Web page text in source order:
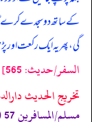
کے ساتھ دو سجدے کرے
گی، پھر یہ ایک رکعت
السفر/حدیث: 565]
تخریج الحدیث